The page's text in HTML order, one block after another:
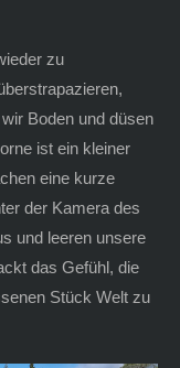
zu
Boden und düsen
ist ein kleiner
eine kurze
der Kamera des
und leeren unsere
das Gefühl, die
Stück Welt zu